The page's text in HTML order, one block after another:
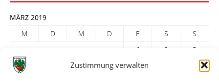
Zustimmung verwalten
MÄRZ 2019
M
D M D F S
S
1
2
3
4
6 7 8